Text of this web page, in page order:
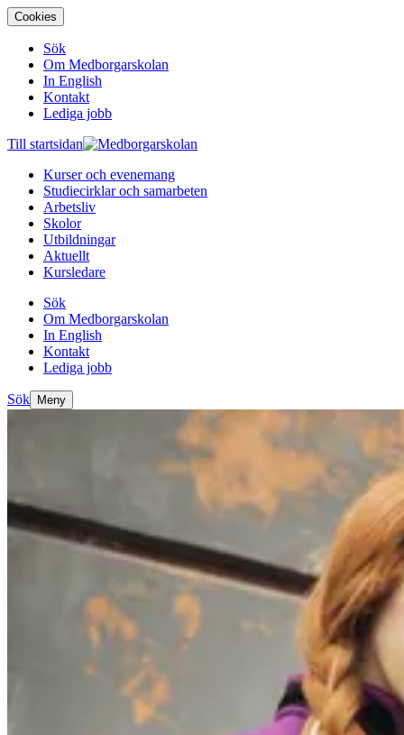
Cookies
Sök
Om Medborgarskolan
In English
Kontakt
Lediga jobb
Till startsidan
Kurser och evenemang
Studiecirklar och samarbeten
Arbetsliv
Skolor
Utbildningar
Aktuellt
Kursledare
Sök
Om Medborgarskolan
In English
Kontakt
Lediga jobb
Sök Meny